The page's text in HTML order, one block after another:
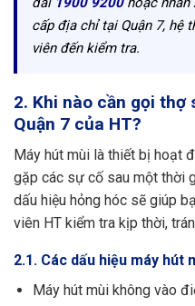
cấp địa chỉ tại Quận 7, hệ
viên đến kiểm tra.
2. Khi nào cần gọi
Quận 7 của HT?
Máy hút mùi là thiết bị hoạt
gặp các sự cố sau một thời
dấu hiệu hỏng hóc sẽ giúp
viên HT kiểm tra kịp thời,
2.1. Các dấu hiệu máy hút
Máy hút mùi không vào